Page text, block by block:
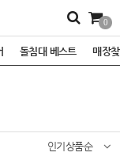
0
돌침대 베스트 매장
인기상품순